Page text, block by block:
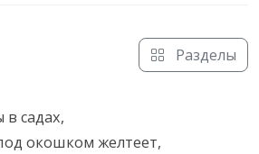
Разделы
садах,
окошком желтеет,